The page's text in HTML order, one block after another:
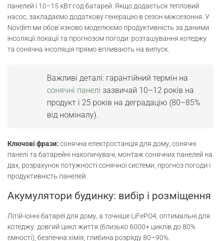
панелей і 10–15 кВт·год батарей. Якщо додається тепловий
насос, закладаємо додаткову генерацію в сезон міжсезоння. У
Novdim ми обов’язково моделюємо продуктивність за даними
інсоляції локації та прогнозом погоди: розташування котеджу
та сонячна інсоляція прямо впливають на випуск.
Важливі деталі: гарантійний термін на
сонячні панелі зазвичай 10–12 років на
продукт і 25 років на деградацію (80–85%
від номіналу).
Ключові фрази: сонячна електростанція для дому, сонячні
панелі та батарейні накопичувачі, монтаж сонячних панелей на
дах, розрахунок потужності сонячної системи, прогноз погоди і
продуктивність панелей.
Акумулятори будинку: вибір і розміщення
Літій-іонні батареї для дому, а точніше LiFePO4, оптимальні для
котеджу: довгий цикл життя (близько 6000+ циклів до 80%
ємності), безпечна хімія, глибина розряду 80–90%.